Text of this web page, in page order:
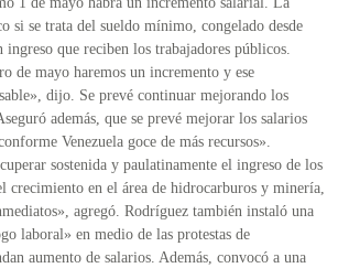
si se trata del sueldo mínimo, congelado desde
ingreso que reciben los trabajadores públicos.
de mayo haremos un incremento y ese
dijo. Se prevé continuar mejorando los
además, que se prevé mejorar los salarios
Venezuela goce de más recursos».
sostenida y paulatinamente el ingreso de los
crecimiento en el área de hidrocarburos y minería,
agregó. Rodríguez también instaló una
laboral» en medio de las protestas de
aumento de salarios. Además, convocó a una